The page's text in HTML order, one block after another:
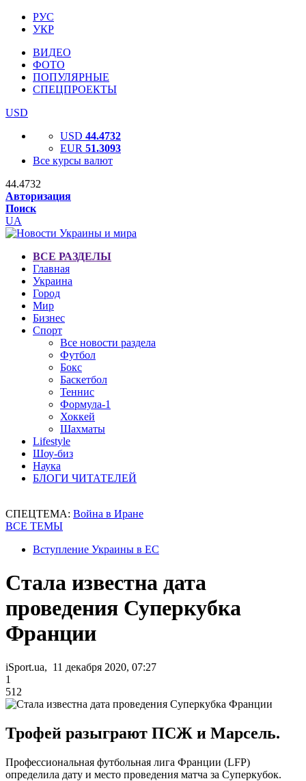
РУС
УКР
ВИДЕО
ФОТО
ПОПУЛЯРНЫЕ
СПЕЦПРОЕКТЫ
USD
USD 44.4732
EUR 51.3093
Все курсы валют
44.4732
Авторизация
Поиск
UA
ВСЕ РАЗДЕЛЫ
Главная
Украина
Город
Мир
Бизнес
Спорт
Все новости раздела
Футбол
Бокс
Баскетбол
Теннис
Формула-1
Хоккей
Шахматы
Lifestyle
Шоу-биз
Наука
БЛОГИ ЧИТАТЕЛЕЙ
СПЕЦТЕМА: Война в Иране
ВСЕ ТЕМЫ
Вступление Украины в ЕС
Стала известна дата
проведения Суперкубка
Франции
iSport.ua, 11 декабря 2020, 07:27
1
512
Трофей разыграют ПСЖ и Марсель.
Профессиональная футбольная лига Франции (LFP)
определила дату и место проведения матча за Суперкубок.